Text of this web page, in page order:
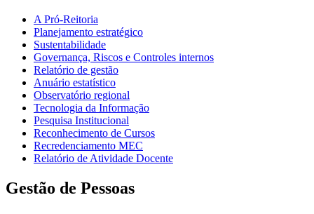
A Pró-Reitoria
Planejamento estratégico
Sustentabilidade
Governança, Riscos e Controles internos
Relatório de gestão
Anuário estatístico
Observatório regional
Tecnologia da Informação
Pesquisa Institucional
Reconhecimento de Cursos
Recredenciamento MEC
Relatório de Atividade Docente
Gestão de Pessoas